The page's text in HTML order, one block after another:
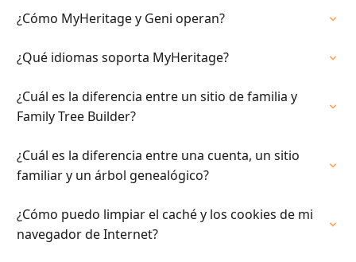
¿Cómo MyHeritage y Geni operan?
¿Qué idiomas soporta MyHeritage?
¿Cuál es la diferencia entre un sitio de familia y
Family Tree Builder?
¿Cuál es la diferencia entre una cuenta, un sitio
familiar y un árbol genealógico?
¿Cómo puedo limpiar el caché y los cookies de mi
navegador de Internet?